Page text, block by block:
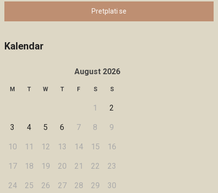
Pretplati se
Kalendar
August 2026
M T W T F S S
1 2
3 4 5 6 7 8 9
10 11 12 13 14 15 16
17 18 19 20 21 22 23
24 25 26 27 28 29 30